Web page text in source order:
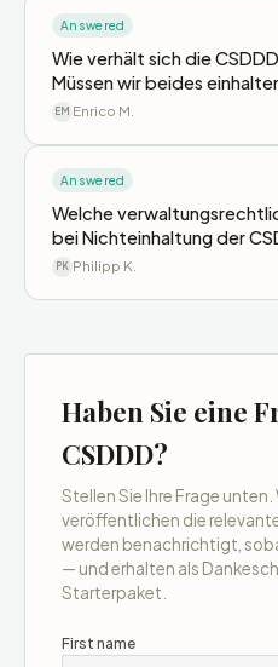
Answered
Wie verhält sich die
Müssen wir beides
EM Enrico M.
Answered
Welche
bei Nichteinhaltung der
PK Philipp K.
Haben Sie eine
CSDDD?
Stellen Sie Ihre Frage
veröffentlichen die
werden benachrichtigt,
— und erhalten als
Starterpaket.
First name